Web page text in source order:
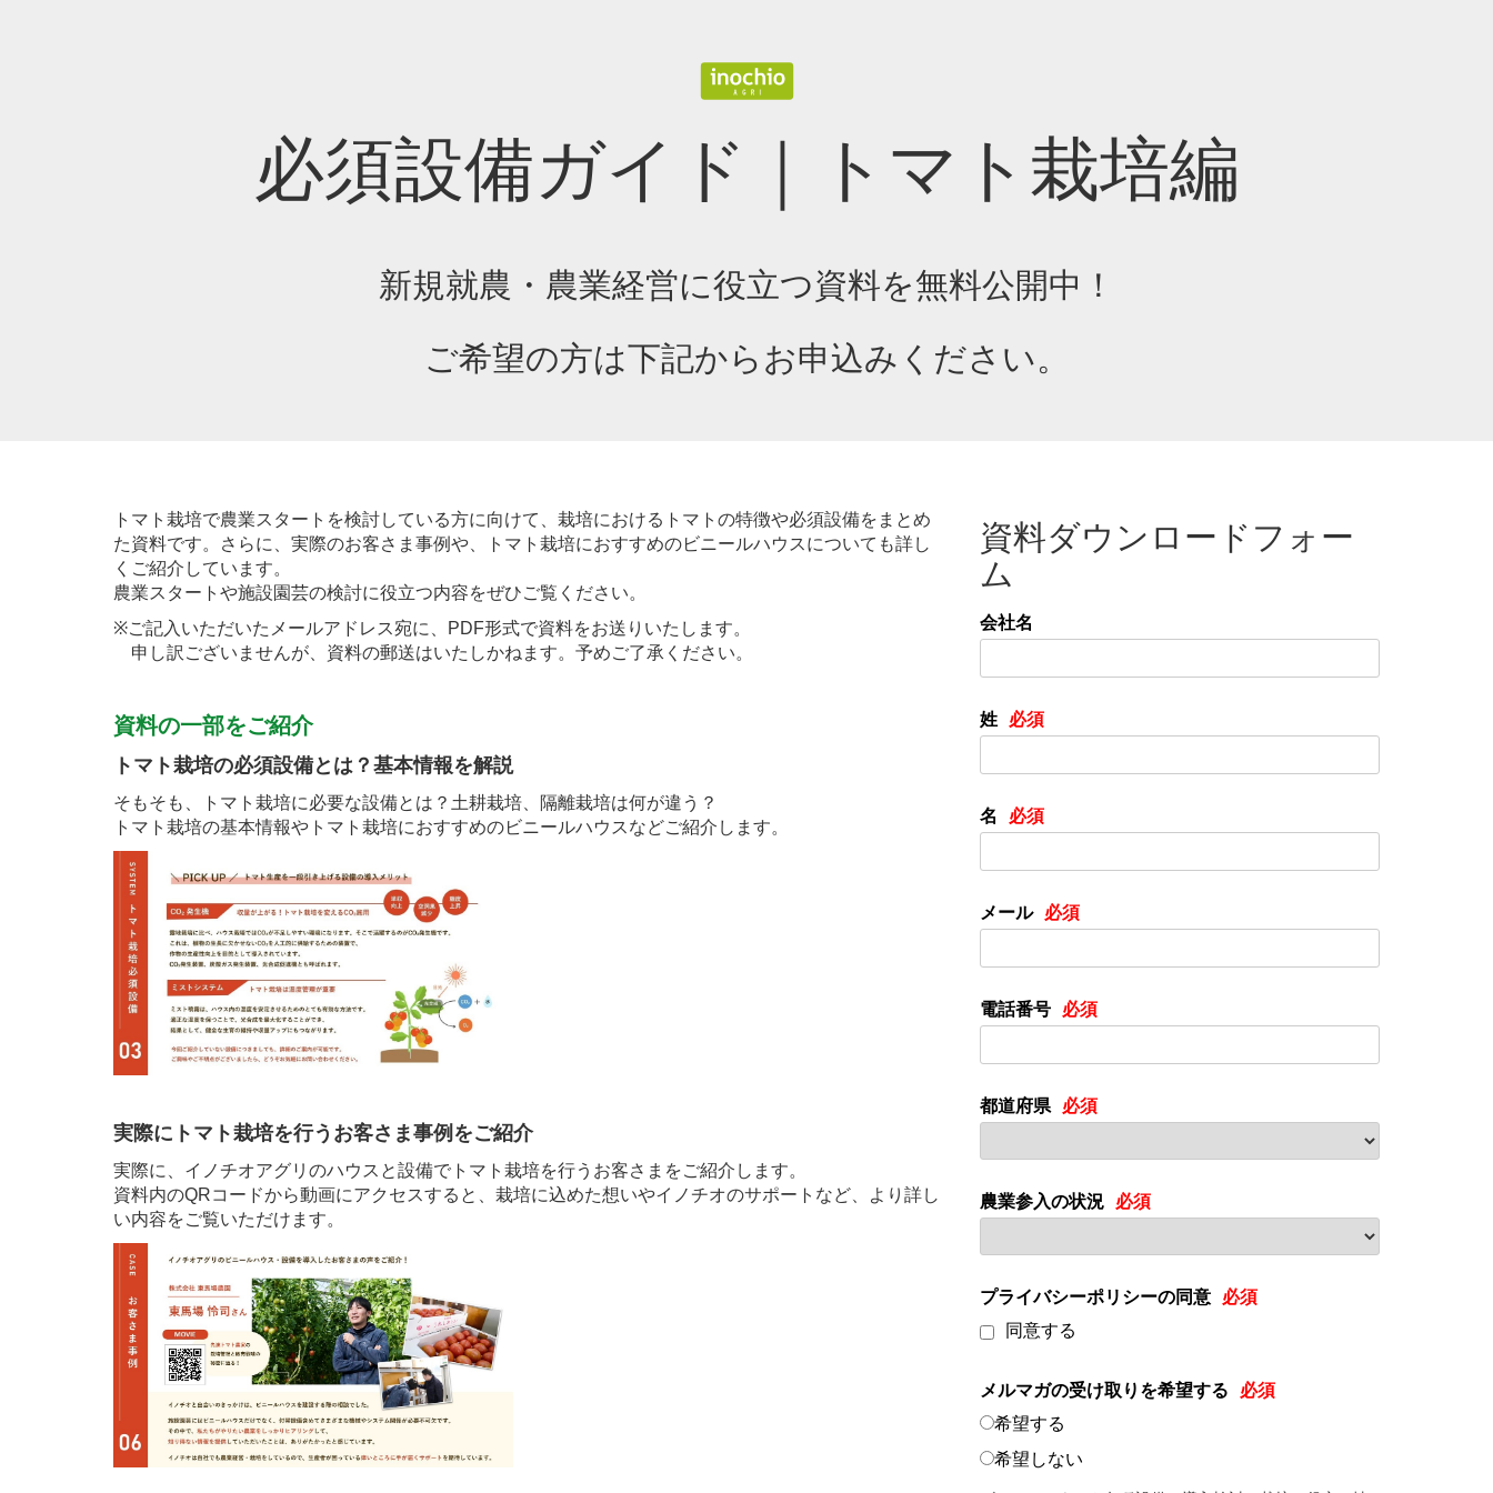
必須設備ガイド｜トマト栽培編
新規就農・農業経営に役立つ資料を無料公開中！
ご希望の方は下記からお申込みください。
トマト栽培で農業スタートを検討している方に向けて、栽培におけるトマトの特徴や必須設備をまとめ
た資料です。さらに、実際のお客さま事例や、トマト栽培におすすめのビニールハウスについても詳し
くご紹介しています。
農業スタートや施設園芸の検討に役立つ内容をぜひご覧ください。
※ご記入いただいたメールアドレス宛に、PDF形式で資料をお送りいたします。
申し訳ございませんが、資料の郵送はいたしかねます。予めご了承ください。
資料の一部をご紹介
トマト栽培の必須設備とは？基本情報を解説
そもそも、トマト栽培に必要な設備とは？土耕栽培、隔離栽培は何が違う？
トマト栽培の基本情報やトマト栽培におすすめのビニールハウスなどご紹介します。
実際にトマト栽培を行うお客さま事例をご紹介
実際に、イノチオアグリのハウスと設備でトマト栽培を行うお客さまをご紹介します。
資料内のQRコードから動画にアクセスすると、栽培に込めた想いやイノチオのサポートなど、より詳し
い内容をご覧いただけます。
資料ダウンロードフォー
ム
会社名
姓
名
メール
電話番号
都道府県
農業参入の状況
プライバシーポリシーの同意
同意する
メルマガの受け取りを希望する
希望する
希望しない